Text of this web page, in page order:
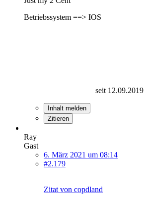
Betriebssystem ==> IOS
seit 12.09.2019
Inhalt melden
Zitieren
Ray
Gast
6. März 2021 um 08:14
#2.179
Zitat von copdland